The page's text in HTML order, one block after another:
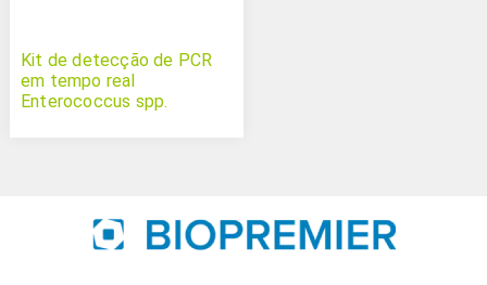
Kit de detecção de PCR
em tempo real
Enterococcus spp.